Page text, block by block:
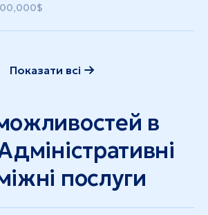
Показати всі
в
послуги